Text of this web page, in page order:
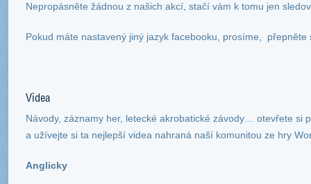
Nepropásněte žádnou z našich akcí, stačí vám k tomu jen
Pokud máte nastavený jiný jazyk facebooku, prosíme, přepněte
Videa
Návody, záznamy her, letecké akrobatické závody… otevřete si
a užívejte si ta nejlepší videa nahraná naší komunitou ze hry
Anglicky